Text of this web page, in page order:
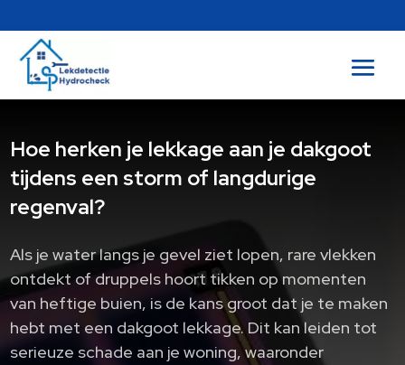
Hoe herken je lekkage aan je dakgoot
tijdens een storm of langdurige
regenval?
Als je water langs je gevel ziet lopen, rare vlekken
ontdekt of druppels hoort tikken op momenten
van heftige buien, is de kans groot dat je te maken
hebt met een dakgoot lekkage. Dit kan leiden tot
serieuze schade aan je woning, waaronder